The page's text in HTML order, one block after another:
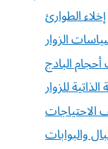
إخلاء الطوارئ
الزوار
البادج
الاحتياجات
والبوابات